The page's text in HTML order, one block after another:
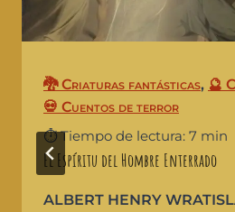
🐉 Criaturas fantásticas, 🔮
💀 Cuentos de terror
⏱️ Tiempo de lectura: 7 min
El Espíritu del Hombre Enterrado
ALBERT HENRY